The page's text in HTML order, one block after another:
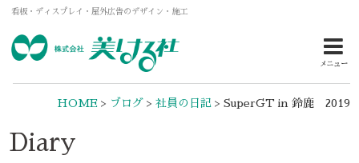
看板・ディスプレイ・屋外広告のデザイン・施工
メニュー
HOME> ブログ> 社員の日記 > SuperGT in 鈴鹿 2019
Diary